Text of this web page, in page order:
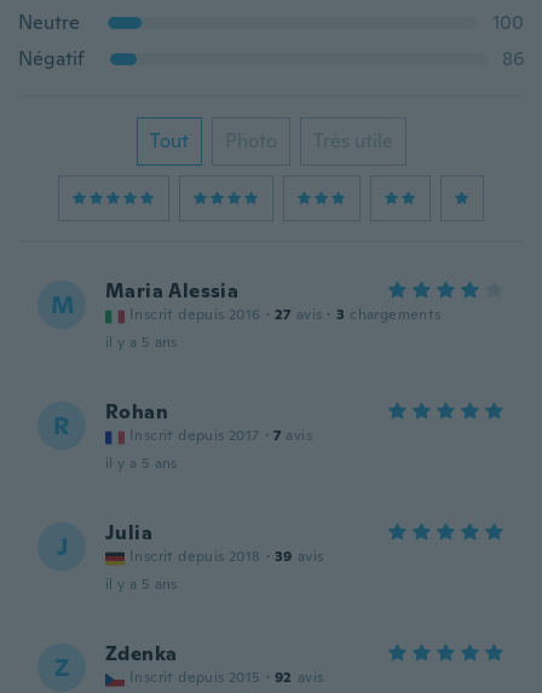
Neutre
100
Négatif
86
Tout Photo Très utile
M Maria Alessia
Inscrit depuis 2016 · 27 avis · 3 chargements
il y a 5 ans
R Rohan
Inscrit depuis 2017 · 7 avis
il y a 5 ans
J Julia
Inscrit depuis 2018 · 39 avis
il y a 5 ans
Z Zdenka
Inscrit depuis 2015 · 92 avis